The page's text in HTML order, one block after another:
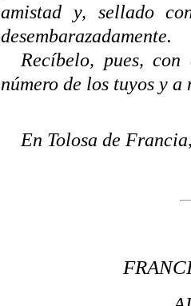
amistad y, sellado
desembarazadamente.
Recíbelo, pues,
número de los tuyos y
En Tolosa de